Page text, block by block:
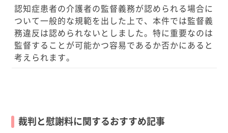
認知症患者の介護者の監督義務が認められる場合に
ついて一般的な規範を出した上で、本件では監督義
務違反は認められないとしました。特に重要なのは
監督することが可能かつ容易であるか否かにあると
考えられます。
裁判と慰謝料に関するおすすめ記事